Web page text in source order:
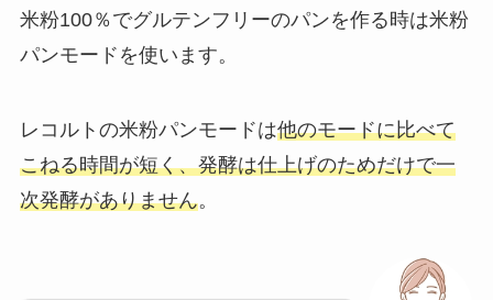
米粉100％でグルテンフリーのパンを作る時は米粉
パンモード を使います。
レコルトの米粉パンモードは他のモードに比べて
こねる時間が短く、発酵は仕上げのためだけで一
次発酵がありません。